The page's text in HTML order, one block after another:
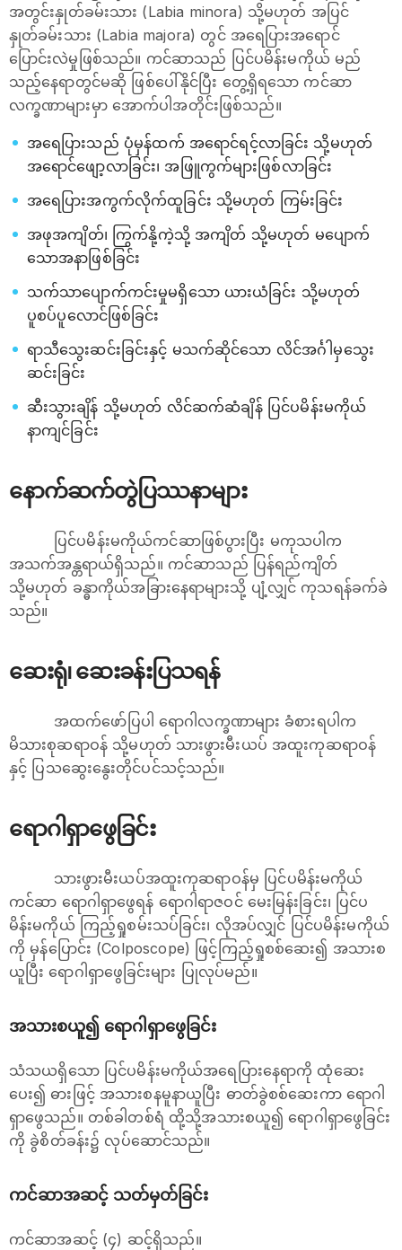
အတွင်းနှုတ်ခမ်းသား (Labia minora) သို့မဟုတ် အပြင်
နှုတ်ခမ်းသား (Labia majora) တွင် အရေပြားအရောင်
ပြောင်းလဲမှုဖြစ်သည်။ ကင်ဆာသည် ပြင်ပမိန်းမကိုယ် မည်
သည့်နေရာတွင်မဆို ဖြစ်ပေါ်နိုင်ပြီး တွေ့ရှိရသော ကင်ဆာ
လက္ခဏာများမှာ အောက်ပါအတိုင်းဖြစ်သည်။
အရေပြားသည် ပုံမှန်ထက် အရောင်ရင့်လာခြင်း သို့မဟုတ်
အရောင်ဖျော့လာခြင်း၊ အဖြူကွက်များဖြစ်လာခြင်း
အရေပြားအကွက်လိုက်ထူခြင်း သို့မဟုတ် ကြမ်းခြင်း
အဖုအကျိတ်၊ ကြွက်နို့ကဲ့သို့ အကျိတ် သို့မဟုတ် မပျောက်
သောအနာဖြစ်ခြင်း
သက်သာပျောက်ကင်းမှုမရှိသော ယားယံခြင်း သို့မဟုတ်
ပူစပ်ပူလောင်ဖြစ်ခြင်း
ရာသီသွေးဆင်းခြင်းနှင့် မသက်ဆိုင်သော လိင်အင်္ဂါမှသွေး
ဆင်းခြင်း
ဆီးသွားချိန် သို့မဟုတ် လိင်ဆက်ဆံချိန် ပြင်ပမိန်းမကိုယ်
နာကျင်ခြင်း
နောက်ဆက်တွဲပြဿနာများ
ပြင်ပမိန်းမကိုယ်ကင်ဆာဖြစ်ပွားပြီး မကုသပါက
အသက်အန္တရာယ်ရှိသည်။ ကင်ဆာသည် ပြန်ရည်ကျိတ်
သို့မဟုတ် ခန္ဓာကိုယ်အခြားနေရာများသို့ ပျံ့လျှင် ကုသရန်ခက်ခဲ
သည်။
ဆေးရုံ၊ ဆေးခန်းပြသရန်
အထက်ဖော်ပြပါ ရောဂါလက္ခဏာများ ခံစားရပါက
မိသားစုဆရာဝန် သို့မဟုတ် သားဖွားမီးယပ် အထူးကုဆရာဝန်
နှင့် ပြသဆွေးနွေးတိုင်ပင်သင့်သည်။
ရောဂါရှာဖွေခြင်း
သားဖွားမီးယပ်အထူးကုဆရာဝန်မှ ပြင်ပမိန်းမကိုယ်
ကင်ဆာ ရောဂါရှာဖွေရန် ရောဂါရာဇဝင် မေးမြန်းခြင်း၊ ပြင်ပ
မိန်းမကိုယ် ကြည့်ရှုစမ်းသပ်ခြင်း၊ လိုအပ်လျှင် ပြင်ပမိန်းမကိုယ်
ကို မှန်ပြောင်း (Colposcope) ဖြင့်ကြည့်ရှုစစ်ဆေး၍ အသားစ
ယူပြီး ရောဂါရှာဖွေခြင်းများ ပြုလုပ်မည်။
အသားစယူ၍ ရောဂါရှာဖွေခြင်း
သံသယရှိသော ပြင်ပမိန်းမကိုယ်အရေပြားနေရာကို ထုံဆေး
ပေး၍ ဓားဖြင့် အသားစနမူနာယူပြီး ဓာတ်ခွဲစစ်ဆေးကာ ရောဂါ
ရှာဖွေသည်။ တစ်ခါတစ်ရံ ထို့သို့အသားစယူ၍ ရောဂါရှာဖွေခြင်း
ကို ခွဲစိတ်ခန်း၌ လုပ်ဆောင်သည်။
ကင်ဆာအဆင့် သတ်မှတ်ခြင်း
ကင်ဆာအဆင့် (၄) ဆင့်ရှိသည်။